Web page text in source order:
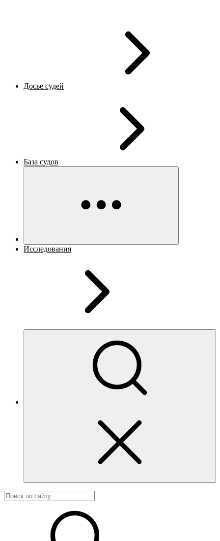
Досье судей
База судов
Исследования